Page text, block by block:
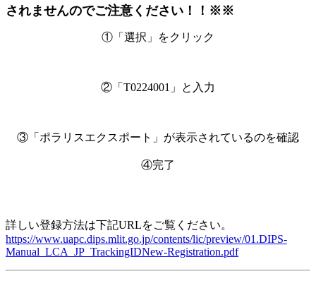
されませんのでご注意ください！！※※
①「選択」をクリック
②「T0224001」と入力
③「ポラリスエクスポート」が表示されているのを確認
④完了
詳しい登録方法は下記URLをご覧ください。
https://www.uapc.dips.mlit.go.jp/contents/lic/preview/01.DIPS-
Manual_LCA_JP_TrackingIDNew-Registration.pdf